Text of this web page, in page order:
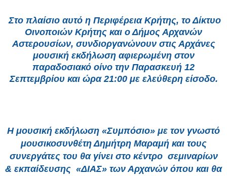
Στο πλαίσιο αυτό η Περιφέρεια Κρήτης, το Δίκτυο
Οινοποιών Κρήτης και ο Δήμος Αρχανών
Αστερουσίων, συνδιοργανώνουν στις Αρχάνες
μουσική εκδήλωση αφιερωμένη στον
παραδοσιακό οίνο την Παρασκευή 12
Σεπτεμβρίου και ώρα 21:00 με ελεύθερη είσοδο.
Η μουσική εκδήλωση «Συμπόσιο» με τον γνωστό
μουσικοσυνθέτη Δημήτρη Μαραμή και τους
συνεργάτες του θα γίνει στο κέντρο σεμιναρίων
& εκπαίδευσης «ΔΙΑΣ» των Αρχανών όπου και θα